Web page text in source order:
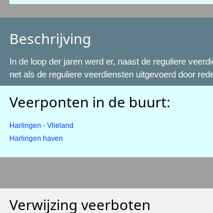
Beschrijving
In de loop der jaren werd er, naast de reguliere
net als de reguliere veerdiensten uitgevoerd door
Veerponten in de buurt:
Harlingen - Vlieland
Harlingen haven
Verwijzing veerboten